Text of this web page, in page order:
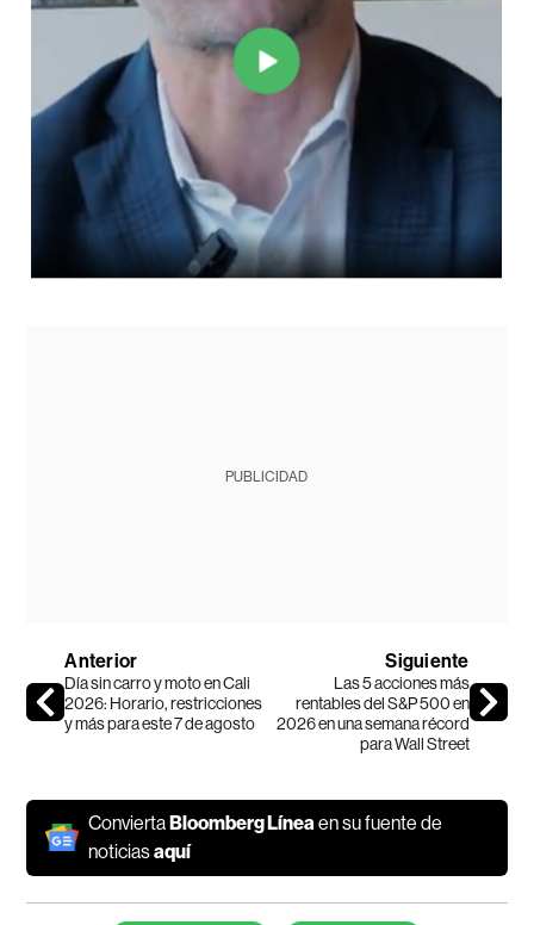
PUBLICIDAD
Anterior
Día sin carro y moto en Cali
2026: Horario, restricciones
y más para este 7 de agosto
Siguiente
Las 5 acciones más
rentables del S&P 500 en
2026 en una semana récord
para Wall Street
ConviertaBloomberg Línea en su fuente de
noticiasaquí